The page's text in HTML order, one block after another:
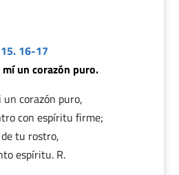
16-17
mí un corazón puro.
un corazón puro,
con espíritu firme;
tu rostro,
espíritu. R.